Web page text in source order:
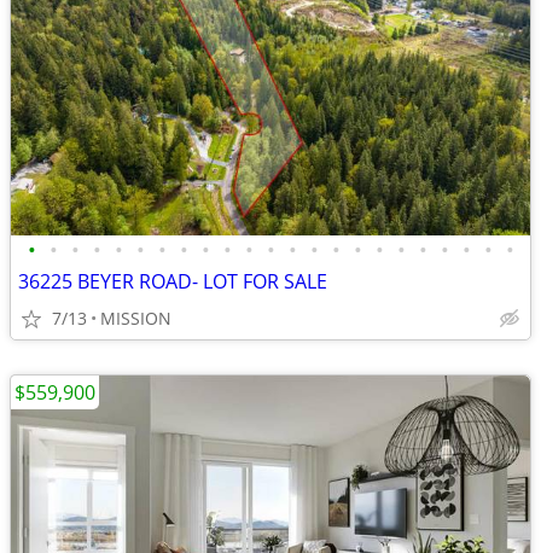
• • • • • • • • • • • • • • • • • • • • • • •
36225 BEYER ROAD- LOT FOR SALE
7/13 MISSION
$559,900